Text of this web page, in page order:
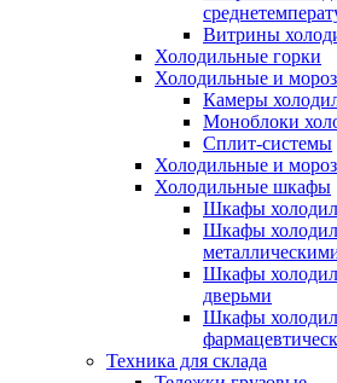
Витрины
Холодильные горки
Холодильные и
Камеры
Моноблоки
Сплит-системы
Холодильные и
Холодильные шкафы
Шкафы
Шкафы
Шкафы
дверьми
Шкафы
Техника для склада